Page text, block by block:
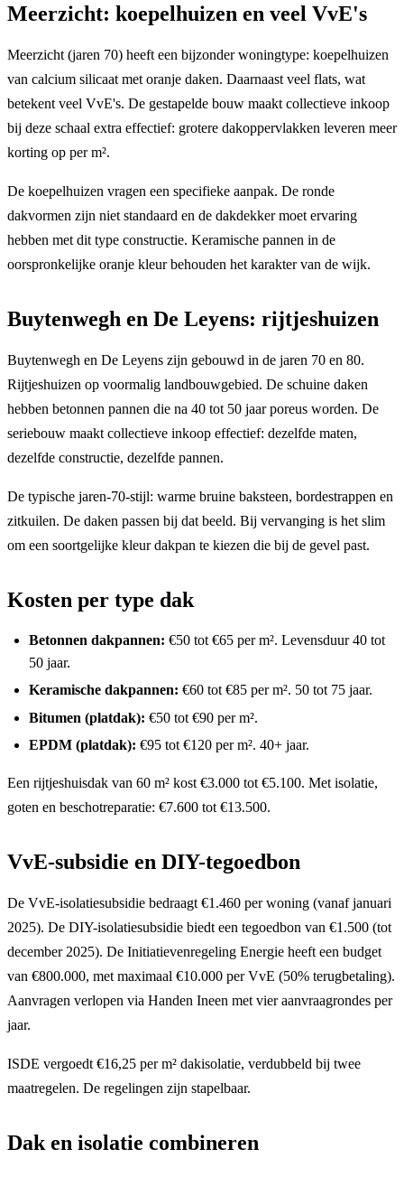
Meerzicht: koepelhuizen en veel VvE's
Meerzicht (jaren 70) heeft een bijzonder woningtype: koepelhuizen
van calcium silicaat met oranje daken. Daarnaast veel flats, wat
betekent veel VvE's. De gestapelde bouw maakt collectieve inkoop
bij deze schaal extra effectief: grotere dakoppervlakken leveren meer
korting op per m².
De koepelhuizen vragen een specifieke aanpak. De ronde
dakvormen zijn niet standaard en de dakdekker moet ervaring
hebben met dit type constructie. Keramische pannen in de
oorspronkelijke oranje kleur behouden het karakter van de wijk.
Buytenwegh en De Leyens: rijtjeshuizen
Buytenwegh en De Leyens zijn gebouwd in de jaren 70 en 80.
Rijtjeshuizen op voormalig landbouwgebied. De schuine daken
hebben betonnen pannen die na 40 tot 50 jaar poreus worden. De
seriebouw maakt collectieve inkoop effectief: dezelfde maten,
dezelfde constructie, dezelfde pannen.
De typische jaren-70-stijl: warme bruine baksteen, bordestrappen en
zitkuilen. De daken passen bij dat beeld. Bij vervanging is het slim
om een soortgelijke kleur dakpan te kiezen die bij de gevel past.
Kosten per type dak
Betonnen dakpannen: €50 tot €65 per m². Levensduur 40 tot
50 jaar.
Keramische dakpannen: €60 tot €85 per m². 50 tot 75 jaar.
Bitumen (platdak): €50 tot €90 per m².
EPDM (platdak): €95 tot €120 per m². 40+ jaar.
Een rijtjeshuisdak van 60 m² kost €3.000 tot €5.100. Met isolatie,
goten en beschotreparatie: €7.600 tot €13.500.
VvE-subsidie en DIY-tegoedbon
De VvE-isolatiesubsidie bedraagt €1.460 per woning (vanaf januari
2025). De DIY-isolatiesubsidie biedt een tegoedbon van €1.500 (tot
december 2025). De Initiatievenregeling Energie heeft een budget
van €800.000, met maximaal €10.000 per VvE (50% terugbetaling).
Aanvragen verlopen via Handen Ineen met vier aanvraagrondes per
jaar.
ISDE vergoedt €16,25 per m² dakisolatie, verdubbeld bij twee
maatregelen. De regelingen zijn stapelbaar.
Dak en isolatie combineren